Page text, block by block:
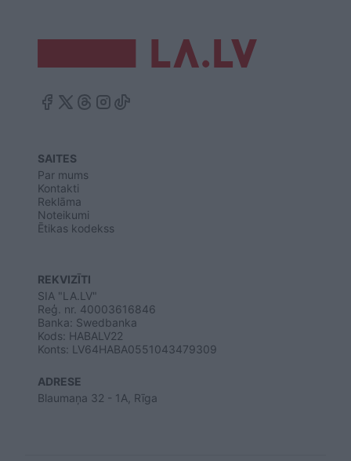
SAITES
Par mums
Kontakti
Reklāma
Noteikumi
Ētikas kodekss
REKVIZĪTI
SIA "LA.LV"
Reģ. nr. 40003616846
Banka: Swedbanka
Kods: HABALV22
Konts: LV64HABA0551043479309
ADRESE
Blaumaņa 32 - 1A, Rīga